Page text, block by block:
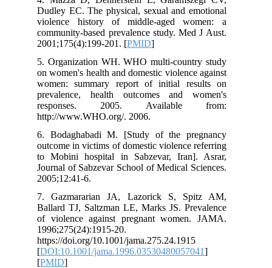
Dudley EC. The physical, sexual and emotional
violence history of middle-aged women: a
community-based prevalence study. Med J Aust.
2001;175(4):199-201. [PMID
5. Organization WH. WHO multi-country study
on women's health and domestic violence against
women: summary report of initial results on
prevalence, health outcomes and women's
responses. 2005. Available from:
http://www.WHO.org/. 2006.
6. Bodaghabadi M. [Study of the pregnancy
outcome in victims of domestic violence referring
to Mobini hospital in Sabzevar, Iran]. Asrar,
Journal of Sabzevar School of Medical Sciences.
2005;12:41-6.
7. Gazmararian JA, Lazorick S, Spitz AM,
Ballard TJ, Saltzman LE, Marks JS. Prevalence
of violence against pregnant women. JAMA.
1996;275(24):1915-20.
https://doi.org/10.1001/jama.275.24.1915
[DOI:10.1001/jama.1996.03530480057041
[PMID